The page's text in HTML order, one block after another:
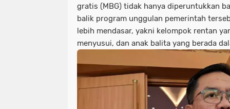
gratis (MBG) tidak hanya diperuntukkan
balik program unggulan pemerintah
lebih mendasar, yakni kelompok rentan
menyusui, dan anak balita yang berada